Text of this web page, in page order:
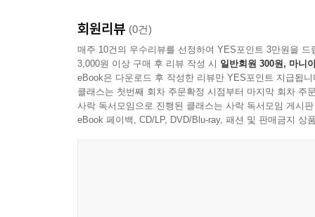
또한 이 책은 현대 세계에 대한 통찰을 제공한다.
새로운 질서. 이러한 분석은 독자로 하여금 오늘
이 책은 묻는다.
다음 제국은 어떤 모습일 것인가.
회원리뷰 (0건)
매주 10건의 우수리뷰를 선정하여 YES포인트 3만원을 드
3,000원 이상 구매 후 리뷰 작성 시 일반회원 300원, 마니
eBook은 다운로드 후 작성한 리뷰만 YES포인트 지급됩니
클래스는 첫번째 회차 주문확정 시점부터 마지막 회차 주
사락 독서모임으로 진행된 클래스는 사락 독서모임 게시
eBook 페이백, CD/LP, DVD/Blu-ray, 패션 및 판매금지 상